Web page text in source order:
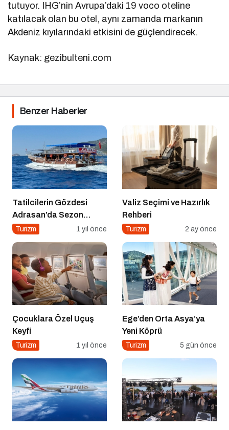
tutuyor. IHG’nin Avrupa’daki 19 voco oteline
katılacak olan bu otel, aynı zamanda markanın
Akdeniz kıyılarındaki etkisini de güçlendirecek.
Kaynak: gezibulteni.com
Benzer Haberler
Tatilcilerin Gözdesi
Adrasan’da Sezon
Açıldı!
Turizm 1 yıl önce
Valiz Seçimi ve Hazırlık
Rehberi
Turizm 2 ay önce
Çocuklara Özel Uçuş
Keyfi
Turizm 1 yıl önce
Ege’den Orta Asya’ya
Yeni Köprü
Turizm 5 gün önce